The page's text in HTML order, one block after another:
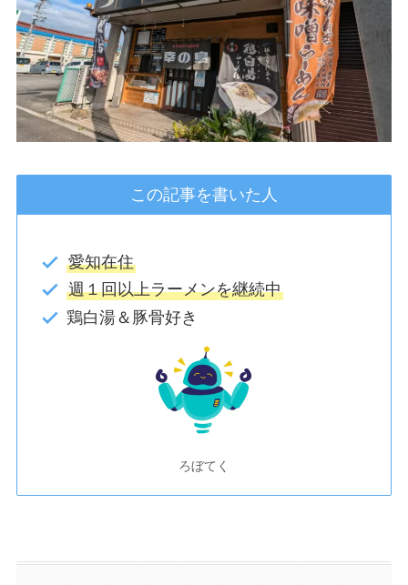
この記事を書いた人
愛知在住
週１回以上ラーメンを継続中
鶏白湯＆豚骨好き
ろぼてく